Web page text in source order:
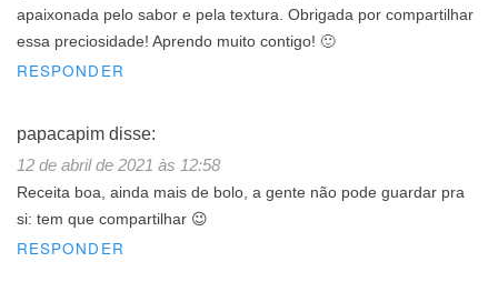
apaixonada pelo sabor e pela textura. Obrigada por compartilhar
essa preciosidade! Aprendo muito contigo! 🙂
RESPONDER
papacapim disse:
12 de abril de 2021 às 12:58
Receita boa, ainda mais de bolo, a gente não pode guardar pra
si: tem que compartilhar 😉
RESPONDER